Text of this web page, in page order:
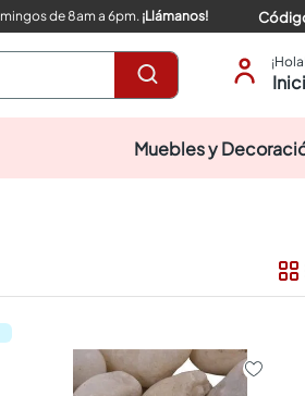
de 8am a 6pm. ¡Llámanos!
Muebles y